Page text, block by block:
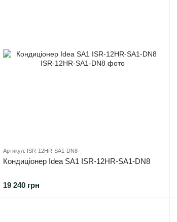
Артикул: ISR-12HR-SA1-DN8
Кондиціонер Idea SA1 ISR-12HR-SA1-DN8
19 240 грн